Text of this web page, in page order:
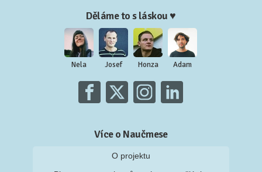
Děláme to s láskou ♥
Nela Josef Honza Adam
Více o Naučmese
O projektu